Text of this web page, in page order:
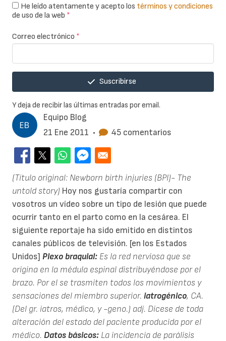
Equipo Blog
21 Ene 2011 • 45 comentarios
(Título original: Newborn birth injuries (BPI)- The
untold story) Hoy nos gustaría compartir con
vosotros un vídeo sobre un tipo de lesión que puede
ocurrir tanto en el parto como en la cesárea. El
siguiente reportaje ha sido emitido en distintos
canales públicos de televisión. [en los Estados
Unidos] Plexo braquial: Es la red nerviosa que se
origina en la médula espinal distribuyéndose por el
brazo. Por el se trasmiten todos los movimientos y
sensaciones del miembro superior. iatrogénico, CA.
(Del gr. iatros, médico, y -geno.) adj. Dícese de toda
alteración del estado del paciente producida por el
médico. Datos básicos: La incidencia de parálisis
He leído atentamente y acepto los términos y condiciones
de uso de la web *
Correo electrónico *
Suscribirse
Y deja de recibir las últimas entradas por email.